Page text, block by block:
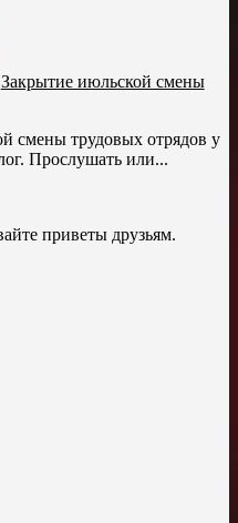
Закрытие июльской смены
смены трудовых отрядов у
Прослушать или...
приветы друзьям.